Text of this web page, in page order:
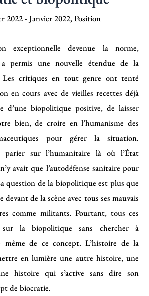
2022-Janvier 2022,Position
exceptionnelle devenue la norme,
permis une nouvelle étendue de la
Les critiques en tout genre ont tenté
en cours avec de vieilles recettes déjà
d’une biopolitique positive, de laisser
bien, de croire en l’humanisme des
pour gérer la situation.
parier sur l’humanitaire là où l’État
avait que l’autodéfense sanitaire pour
question de la biopolitique est plus que
devant de la scène avec tous ses mauvais
comme militants. Pourtant, tous ces
sur la biopolitique sans chercher à
même de ce concept. L’histoire de la
en lumière une autre histoire, une
histoire qui s’active sans dire son
de biocratie.